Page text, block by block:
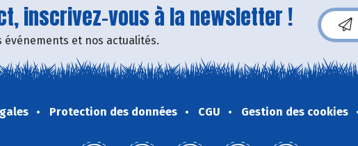
inscrivez-vous à la newsletter !
et nos actualités.
Protection des données CGU Gestion des cookies